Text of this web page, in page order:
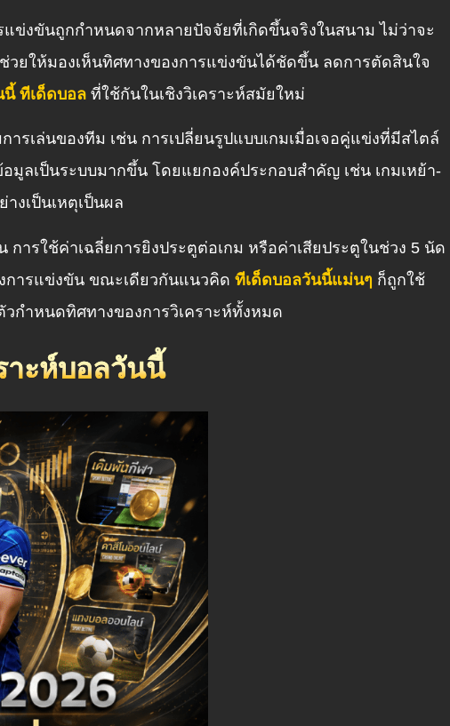
ข่งขันถูกกำหนดจากหลายปัจจัยที่เกิดขึ้นจริงในสนาม ไม่ว่าจะ
ยให้มองเห็นทิศทางของการแข่งขันได้ชัดขึ้น ลดการตัดสินใจ
นี้ ทีเด็ดบอล ที่ใช้กันในเชิงวิเคราะห์สมัยใหม่
เล่นของทีม เช่น การเปลี่ยนรูปแบบเกมเมื่อเจอคู่แข่งที่มีสไตล์
มูลเป็นระบบมากขึ้น โดยแยกองค์ประกอบสำคัญ เช่น เกมเหย้า-
งเป็นเหตุเป็นผล
ารใช้ค่าเฉลี่ยการยิงประตูต่อเกม หรือค่าเสียประตูในช่วง 5 นัด
ารแข่งขัน ขณะเดียวกันแนวคิด ทีเด็ดบอลวันนี้แม่นๆ ก็ถูกใช้
วกำหนดทิศทางของการวิเคราะห์ทั้งหมด
าะห์บอลวันนี้